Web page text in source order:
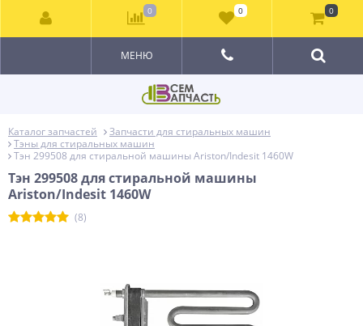
МЕНЮ
Каталог запчастей
Запчасти для стиральных машин
Тэны для стиральных машин
Тэн 299508 для стиральной машины Ariston/Indesit 1460W
Тэн 299508 для стиральной машины
Ariston/Indesit 1460W
(8)
0 0 0